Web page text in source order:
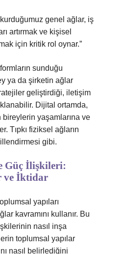
genel ağlar, iş
artırmak ve kişisel
için kritik rol oynar.”
sunduğu
ya da şirketin ağlar
geliştirdiği, iletişim
Dijital ortamda,
yaşamlarına ve
Tıpkı fiziksel ağların
gibi.
Güç İlişkileri:
ve İktidar
yapıları
kavramını kullanır. Bu
nasıl inşa
toplumsal yapılar
nasıl belirlediğini